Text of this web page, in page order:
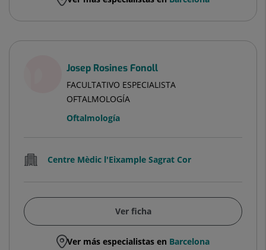
Josep Rosines Fonoll
FACULTATIVO ESPECIALISTA
OFTALMOLOGÍA
Oftalmología
Centre Mèdic l'Eixample Sagrat Cor
Ver ficha
Ver más especialistas en Barcelona